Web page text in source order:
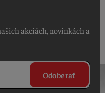
akciách, novinkách a
Odoberať